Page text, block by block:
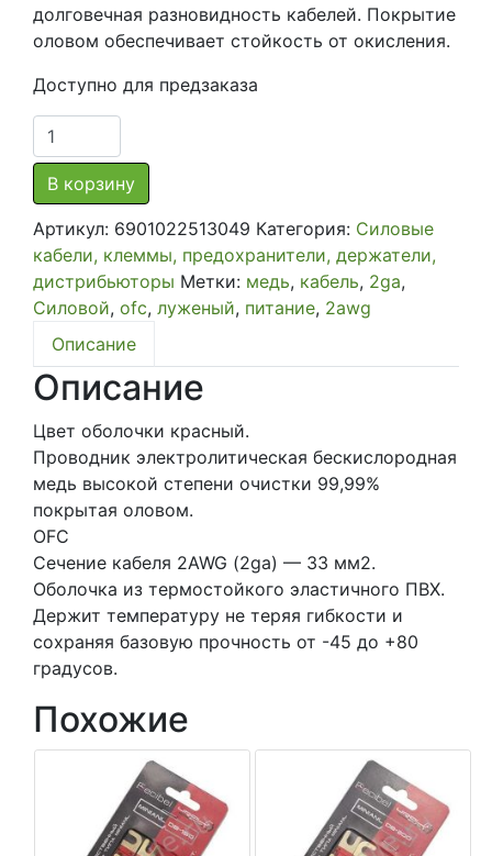
долговечная разновидность кабелей. Покрытие
оловом обеспечивает стойкость от окисления.
Доступно для предзаказа
Количество
товара
Кабель
силовой
лужёная
медь
OFC
сечением
33
мм2
(2AWG
2Ga)
В корзину
Артикул: 6901022513049 Категория: Силовые
кабели, клеммы, предохранители, держатели,
дистрибьюторы Метки: медь, кабель, 2ga,
Силовой, ofc, луженый, питание, 2awg
Описание
Описание
Цвет оболочки красный.
Проводник электролитическая бескислородная
медь высокой степени очистки 99,99%
покрытая оловом.
OFC
Сечение кабеля 2AWG (2ga) — 33 мм2.
Оболочка из термостойкого эластичного ПВХ.
Держит температуру не теряя гибкости и
сохраняя базовую прочность от -45 до +80
градусов.
Похожие